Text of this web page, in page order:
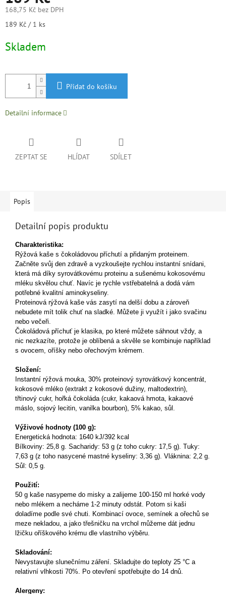
168,75 Kč bez DPH
Měrná
189 Kč / 1 ks
Skladem
Přidat do košíku
Detailní informace
ZEPTAT SE HLÍDAT SDÍLET
Popis
Detailní popis produktu
Charakteristika:
Rýžová kaše s čokoládovou příchutí a přidaným proteinem.
Začněte svůj den zdravě a vyzkoušejte rychlou instantní snídani,
která má díky syrovátkovému proteinu a sušenému kokosovému
mléku skvělou chuť. Navíc je rychle vstřebatelná a dodá vám
potřebné kvalitní aminokyseliny.
Proteinová rýžová kaše vás zasytí na delší dobu a zároveň
nebudete mít tolik chuť na sladké. Můžete ji využít i jako svačinu
nebo večeři.
Čokoládová příchuť je klasika, po které můžete sáhnout vždy, a
nic nezkazíte, protože je oblíbená a skvěle se kombinuje například
s ovocem, oříšky nebo ořechovým krémem.
Složení:
Instantní rýžová mouka, 30% proteinový syrovátkový koncentrát,
kokosové mléko (extrakt z kokosové dužiny, maltodextrin),
třtinový cukr, hořká čokoláda (cukr, kakaová hmota, kakaové
máslo, sojový lecitin, vanilka bourbon), 5% kakao, sůl.
Výživové hodnoty (100 g):
Energetická hodnota: 1640 kJ/392 kcal
Bílkoviny: 25,8 g. Sacharidy: 53 g (z toho cukry: 17,5 g). Tuky:
7,63 g (z toho nasycené mastné kyseliny: 3,36 g). Vláknina: 2,2 g.
Sůl: 0,5 g.
Použití:
50 g kaše nasypeme do misky a zalijeme 100-150 ml horké vody
nebo mlékem a necháme 1-2 minuty odstát. Potom si kaši
doladíme podle své chuti. Kombinací ovoce, semínek a ořechů se
meze nekladou, a jako třešničku na vrchol můžeme dát jednu
lžičku oříškového krému dle vlastního výběru.
Skladování:
Nevystavujte slunečnímu záření. Skladujte do teploty 25 °C a
relativní vlhkosti 70%. Po otevření spotřebujte do 14 dnů.
Alergeny: